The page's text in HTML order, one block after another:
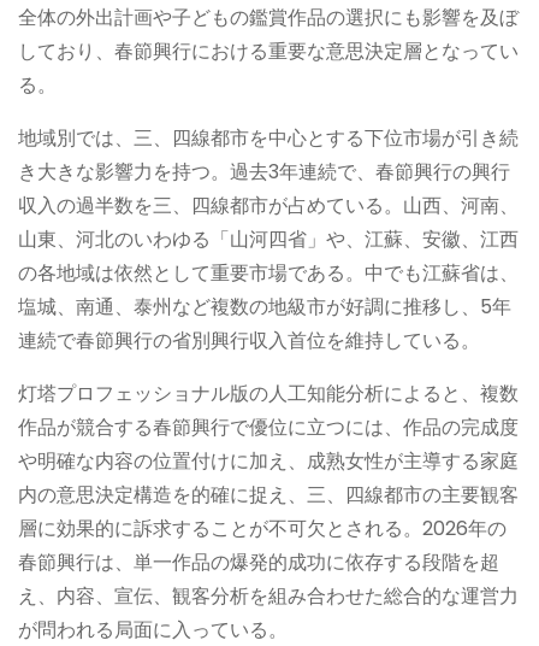
全体の外出計画や子どもの鑑賞作品の選択にも影響を及ぼ
しており、春節興行における重要な意思決定層となってい
る。
地域別では、三、四線都市を中心とする下位市場が引き続
き大きな影響力を持つ。過去3年連続で、春節興行の興行
収入の過半数を三、四線都市が占めている。山西、河南、
山東、河北のいわゆる「山河四省」や、江蘇、安徽、江西
の各地域は依然として重要市場である。中でも江蘇省は、
塩城、南通、泰州など複数の地級市が好調に推移し、5年
連続で春節興行の省別興行収入首位を維持している。
灯塔プロフェッショナル版の人工知能分析によると、複数
作品が競合する春節興行で優位に立つには、作品の完成度
や明確な内容の位置付けに加え、成熟女性が主導する家庭
内の意思決定構造を的確に捉え、三、四線都市の主要観客
層に効果的に訴求することが不可欠とされる。2026年の
春節興行は、単一作品の爆発的成功に依存する段階を超
え、内容、宣伝、観客分析を組み合わせた総合的な運営力
が問われる局面に入っている。